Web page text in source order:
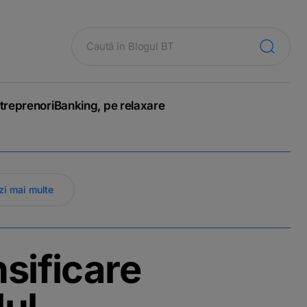
Banking, pe relaxare
mai multe